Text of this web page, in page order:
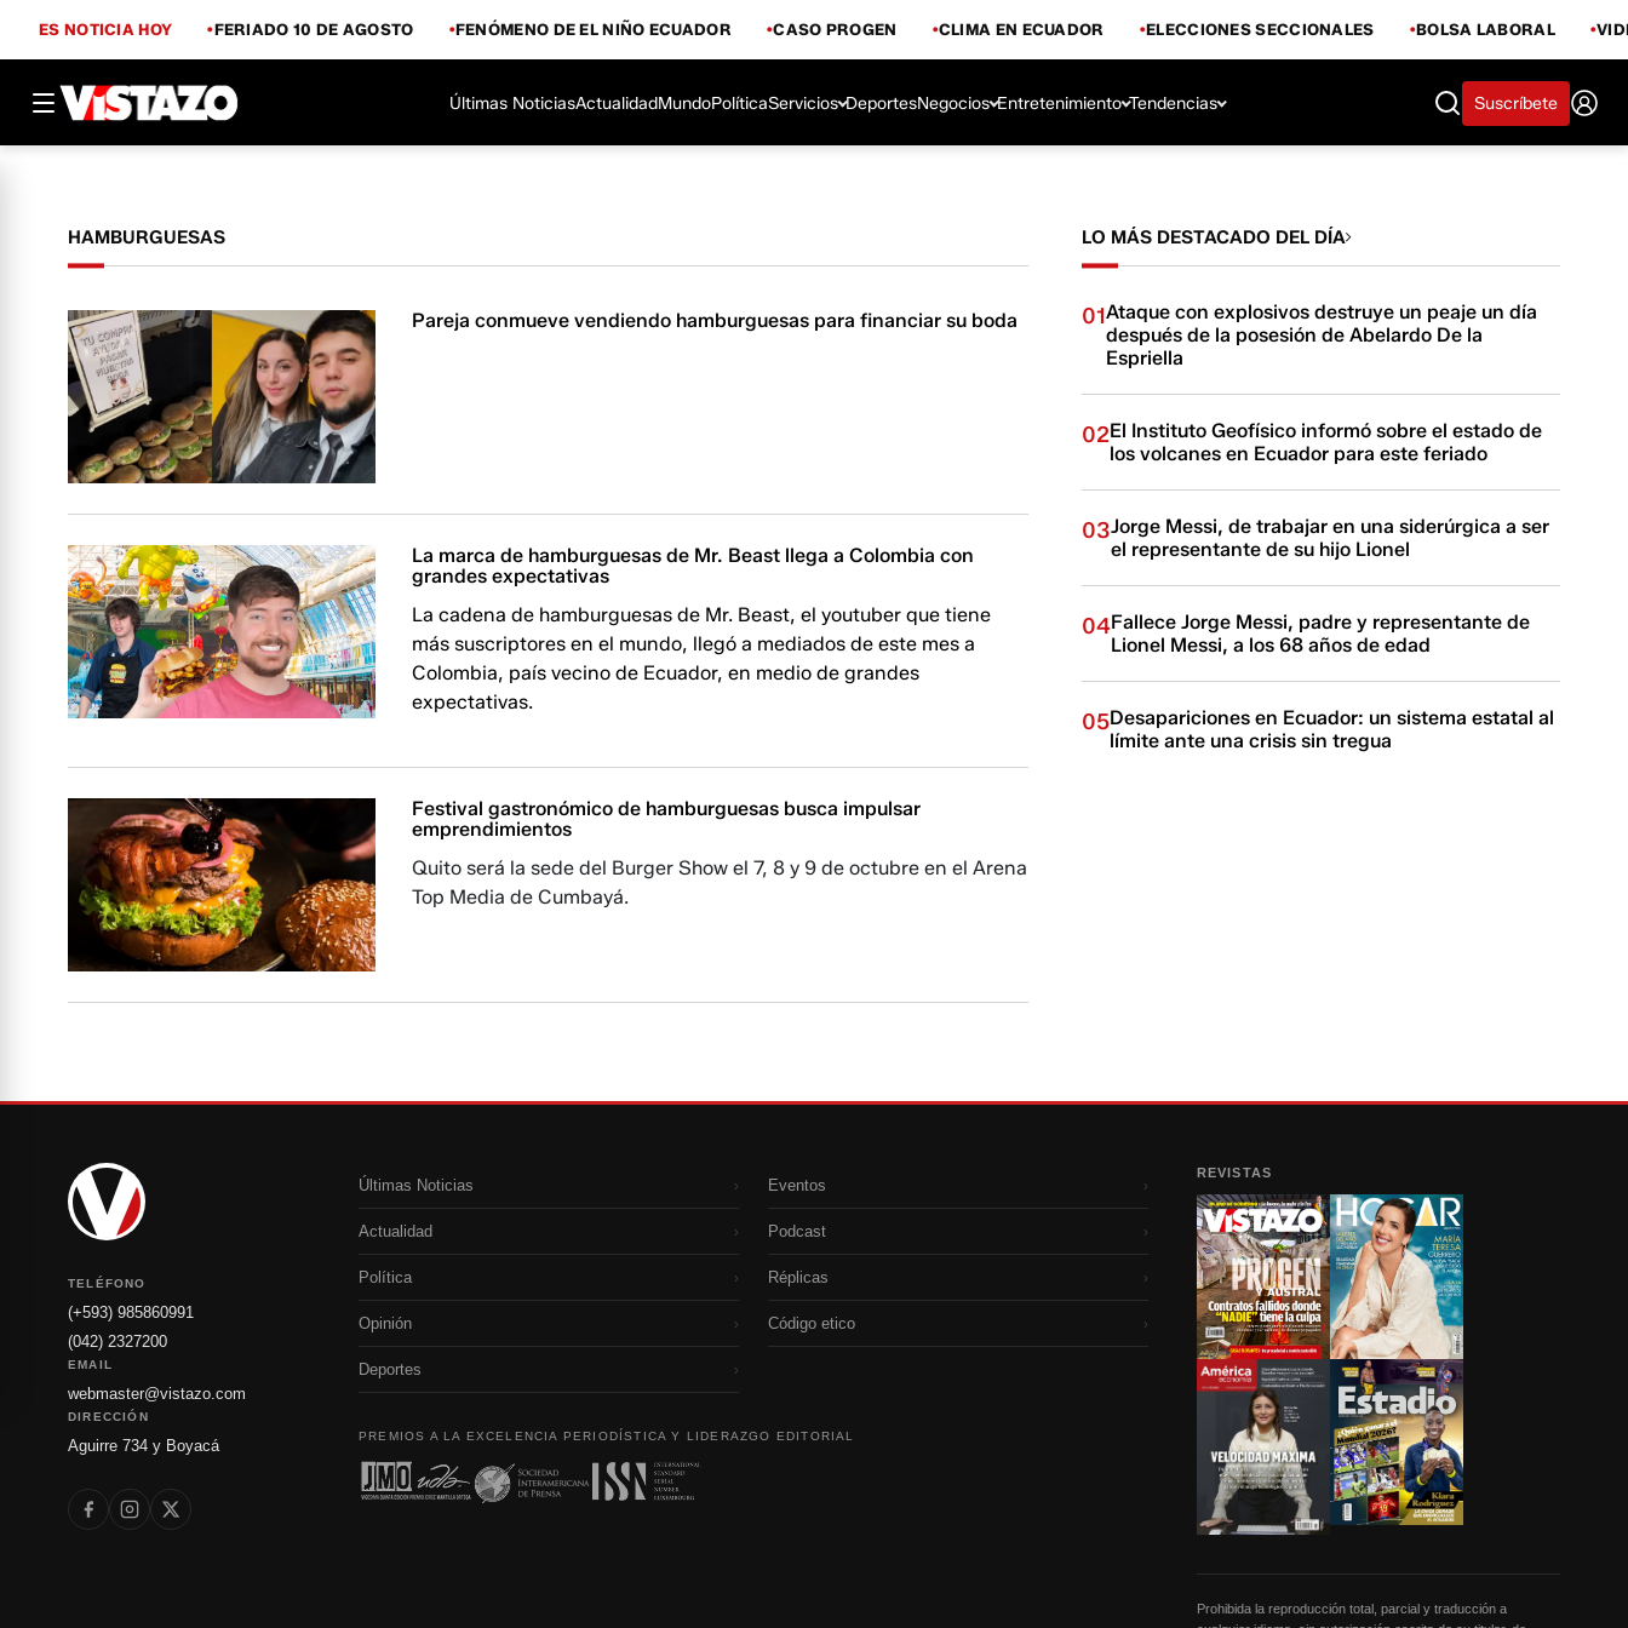
ES NOTICIA HOY FERIADO 10 DE AGOSTO FENÓMENO DE EL NIÑO ECUADOR CASO PROGEN CLIMA EN ECUADOR ELECCIONES SECCIONALES BOLSA LABORAL
Últimas NoticiasActualidadMundoPolíticaServicios DeportesNegocios Entretenimiento Tendencias Suscríbete
HAMBURGUESAS
Pareja conmueve vendiendo hamburguesas para financiar su boda
La marca de hamburguesas de Mr. Beast llega a Colombia con
grandes expectativas
La cadena de hamburguesas de Mr. Beast, el youtuber que tiene
más suscriptores en el mundo, llegó a mediados de este mes a
Colombia, país vecino de Ecuador, en medio de grandes
expectativas.
Festival gastronómico de hamburguesas busca impulsar
emprendimientos
Quito será la sede del Burger Show el 7, 8 y 9 de octubre en el Arena
Top Media de Cumbayá.
LO MÁS DESTACADO DEL DÍA
01Ataque con explosivos destruye un peaje un día
después de la posesión de Abelardo De la
Espriella
02El Instituto Geofísico informó sobre el estado de
los volcanes en Ecuador para este feriado
03Jorge Messi, de trabajar en una siderúrgica a ser
el representante de su hijo Lionel
04Fallece Jorge Messi, padre y representante de
Lionel Messi, a los 68 años de edad
05Desapariciones en Ecuador: un sistema estatal al
límite ante una crisis sin tregua
TELÉFONO
(+593) 985860991
(042) 2327200
EMAIL
webmaster@vistazo.com
DIRECCIÓN
Aguirre 734 y Boyacá
Últimas Noticias ›
Actualidad ›
Política ›
Opinión ›
Deportes ›
Eventos ›
Podcast ›
Réplicas ›
Código etico ›
PREMIOS A LA EXCELENCIA PERIODÍSTICA Y LIDERAZGO EDITORIAL
REVISTAS
Prohibida la reproducción total, parcial y traducción a